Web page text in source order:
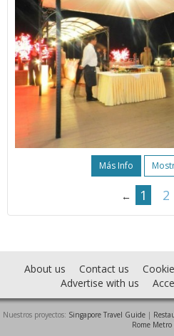
Más Info
← 1 2
About us Contact us
Advertise with us
Nuestros proyectos: Singapore Travel Guide|
Rome Metro